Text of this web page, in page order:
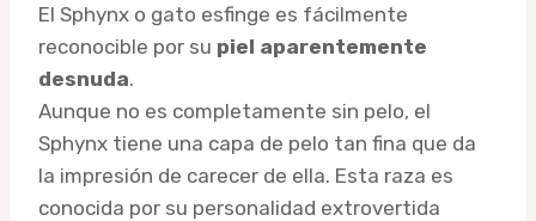
El Sphynx o gato esfinge es fácilmente
reconocible por su piel aparentemente
desnuda.
Aunque no es completamente sin pelo, el
Sphynx tiene una capa de pelo tan fina que da
la impresión de carecer de ella. Esta raza es
conocida por su personalidad extrovertida